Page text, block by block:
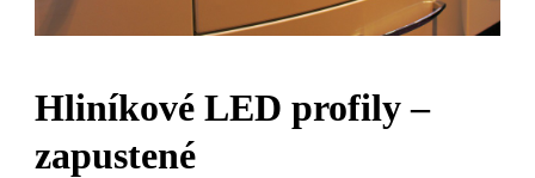
Hliníkové LED profily –
zapustené